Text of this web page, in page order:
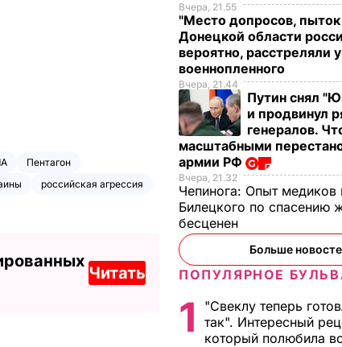
Пентагон
российская агрессия
Читать
Вчера, 21.55
"Место допросов, пыток
Донецкой области
вероятно, расстреляли
военнопленного
Вчера, 21.44
Путин снял
и продвинул
генералов.
масштабными
армии РФ
Вчера, 21.32
Чепинога: Опыт медиков
Билецкого по спасению
бесценен
Больше
ПОПУЛЯРНОЕ
1
"Свеклу теперь
так". Интересный
который полюбила